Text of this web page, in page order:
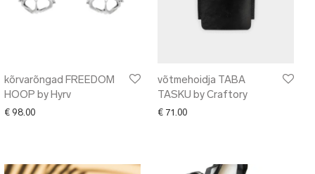
kõrvarõngad FREEDOM
HOOP by Hyrv
€ 98.00
võtmehoidja TABA
TASKU by Craftory
€ 71.00